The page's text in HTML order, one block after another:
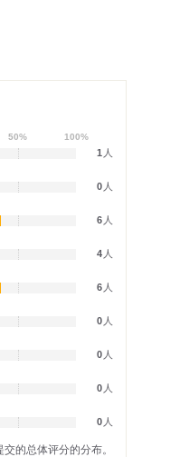
50% 100%
1 人
0 人
6 人
4 人
6 人
0 人
0 人
0 人
0 人
的总体评分的分布。